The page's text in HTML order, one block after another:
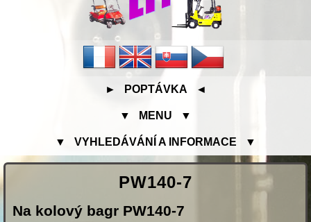
► POPTÁVKA ◄
▼ MENU ▼
▼ VYHLEDÁVÁNÍ A INFORMACE ▼
PW140-7
Na kolový bagr PW140-7